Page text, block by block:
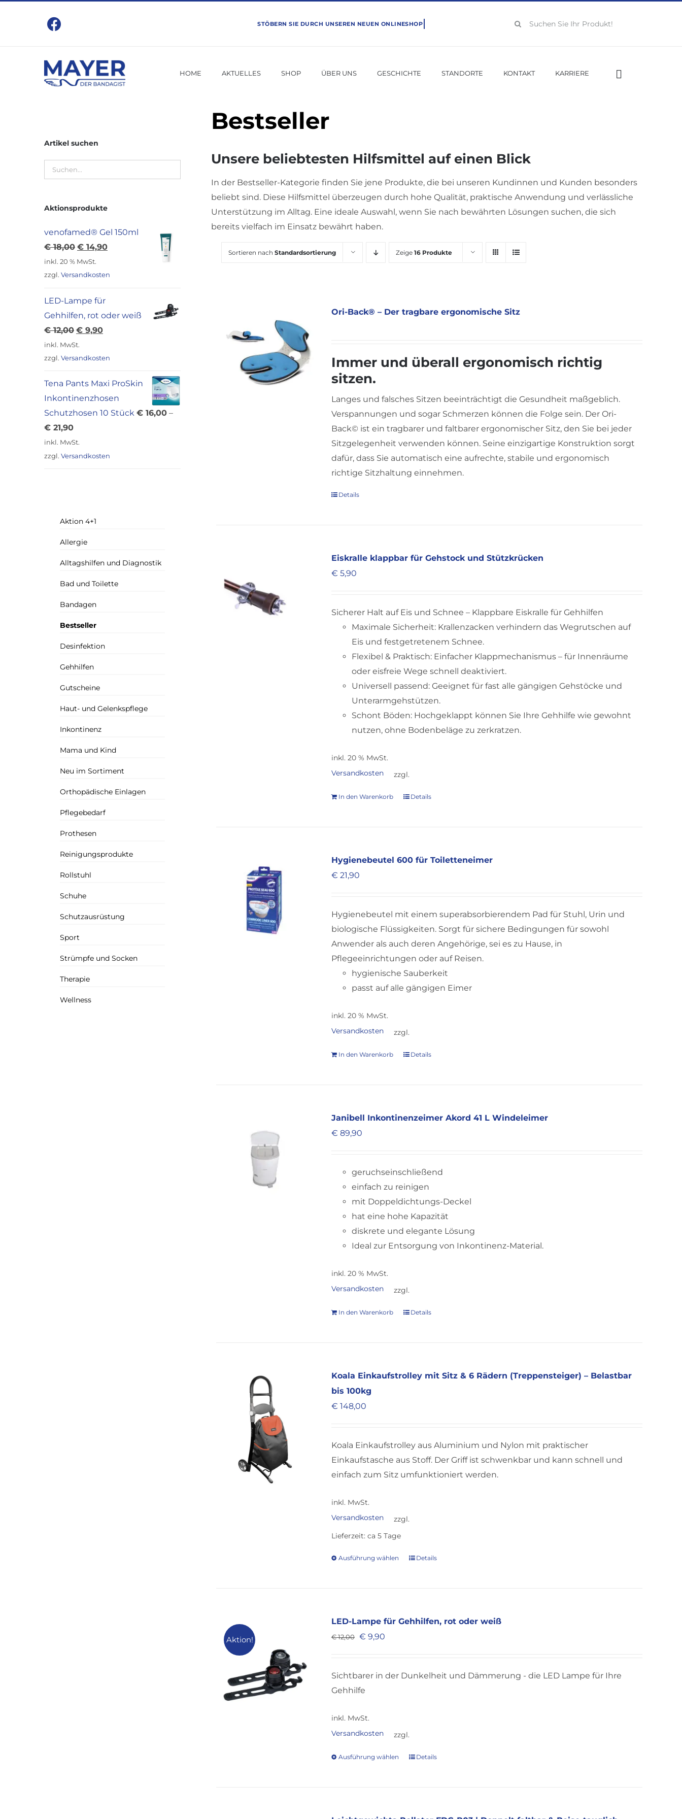
Suche
HOME AKTUELLES SHOP ÜBER UNS GESCHICHTE STANDORTE KONTAKT KARRIERE
Bestseller
Unsere beliebtesten Hilfsmittel auf einen Blick
In der Bestseller-Kategorie finden Sie jene Produkte, die bei unseren Kundinnen und Kunden besonders
beliebt sind. Diese Hilfsmittel überzeugen durch hohe Qualität, praktische Anwendung und verlässliche
Unterstützung im Alltag. Eine ideale Auswahl, wenn Sie nach bewährten Lösungen suchen, die sich
bereits vielfach im Einsatz bewährt haben.
Sortieren nachStandardsortierung Zeige16 Produkte
Ori-Back® – Der tragbare ergonomische Sitz
Immer und überall ergonomisch richtig
sitzen.
Langes und falsches Sitzen beeinträchtigt die Gesundheit maßgeblich.
Verspannungen und sogar Schmerzen können die Folge sein. Der Ori-
Back© ist ein tragbarer und faltbarer ergonomischer Sitz, den Sie bei jeder
Sitzgelegenheit verwenden können. Seine einzigartige Konstruktion sorgt
dafür, dass Sie automatisch eine aufrechte, stabile und ergonomisch
richtige Sitzhaltung einnehmen.
Details
Eiskralle klappbar für Gehstock und Stützkrücken
€ 5,90
Sicherer Halt auf Eis und Schnee – Klappbare Eiskralle für Gehhilfen
Maximale Sicherheit: Krallenzacken verhindern das Wegrutschen auf
Eis und festgetretenem Schnee.
Flexibel & Praktisch: Einfacher Klappmechanismus – für Innenräume
oder eisfreie Wege schnell deaktiviert.
Universell passend: Geeignet für fast alle gängigen Gehstöcke und
Unterarmgehstützen.
Schont Böden: Hochgeklappt können Sie Ihre Gehhilfe wie gewohnt
nutzen, ohne Bodenbeläge zu zerkratzen.
inkl. 20 % MwSt.
zzgl.
Versandkosten
In den Warenkorb Details
Hygienebeutel 600 für Toiletteneimer
€ 21,90
Hygienebeutel mit einem superabsorbierendem Pad für Stuhl, Urin und
biologische Flüssigkeiten. Sorgt für sichere Bedingungen für sowohl
Anwender als auch deren Angehörige, sei es zu Hause, in
Pflegeeinrichtungen oder auf Reisen.
hygienische Sauberkeit
passt auf alle gängigen Eimer
inkl. 20 % MwSt.
zzgl.
Versandkosten
In den Warenkorb Details
Janibell Inkontinenzeimer Akord 41 L Windeleimer
€ 89,90
geruchseinschließend
einfach zu reinigen
mit Doppeldichtungs-Deckel
hat eine hohe Kapazität
diskrete und elegante Lösung
Ideal zur Entsorgung von Inkontinenz-Material.
inkl. 20 % MwSt.
zzgl.
Versandkosten
In den Warenkorb Details
Koala Einkaufstrolley mit Sitz & 6 Rädern (Treppensteiger) – Belastbar
bis 100kg
€ 148,00
Koala Einkaufstrolley aus Aluminium und Nylon mit praktischer
Einkaufstasche aus Stoff. Der Griff ist schwenkbar und kann schnell und
einfach zum Sitz umfunktioniert werden.
inkl. MwSt.
zzgl.
Versandkosten
Lieferzeit: ca 5 Tage
Ausführung wählen
Dieses
Varianten
können
gewählt
werden
Details
Aktion!
LED-Lampe für Gehhilfen, rot oder weiß
€12,00 Ursprünglicher
€ 12,00
€ 9,90Aktueller
€ 9,90.
Sichtbarer in der Dunkelheit und Dämmerung - die LED Lampe für Ihre
Gehhilfe
inkl. MwSt.
zzgl.
Versandkosten
Ausführung wählen
Dieses
Details
Artikel suchen
Aktionsprodukte
venofamed® Gel 150ml
€18,00 Ursprünglicher
Preis
war:
€ 14,90Aktueller
ist:
inkl. 20 % MwSt.
zzgl. Versandkosten
LED-Lampe für
Gehhilfen, rot oder weiß
€12,00 Ursprünglicher
Preis
war:
€ 9,90Aktueller
ist:
inkl. MwSt.
zzgl. Versandkosten
Tena Pants Maxi ProSkin
Inkontinenzhosen
Schutzhosen 10 Stück € 16,00 –
€ 21,90
inkl. MwSt.
zzgl. Versandkosten
Aktion 4+1
Allergie
Alltagshilfen und Diagnostik
Bad und Toilette
Bandagen
Bestseller
Desinfektion
Gehhilfen
Gutscheine
Haut- und Gelenkspflege
Inkontinenz
Mama und Kind
Neu im Sortiment
Orthopädische Einlagen
Pflegebedarf
Prothesen
Reinigungsprodukte
Rollstuhl
Schuhe
Schutzausrüstung
Sport
Strümpfe und Socken
Therapie
Wellness